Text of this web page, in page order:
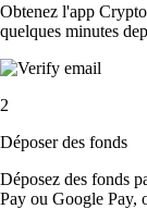
Obtenez l'app
quelques minutes
2
Déposer des fonds
Déposez des fonds
Pay ou Google Pay,